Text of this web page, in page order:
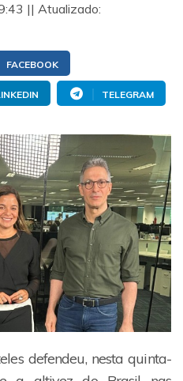
|| Atualizado:
FACEBOOK
TELEGRAM
defendeu, nesta quinta-